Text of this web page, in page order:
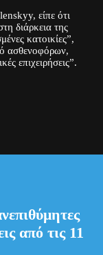
είπε ότι
διάρκεια της
κατοικίες”,
ασθενοφόρων,
επιχειρήσεις”.
από τις 11